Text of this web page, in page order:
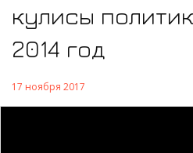
кулисы
2014 год
17 ноября 2017